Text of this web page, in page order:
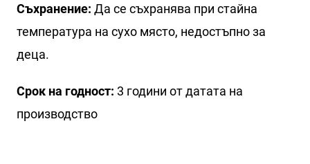
Съхранение: Да се съхранява при стайна
температура на сухо място, недостъпно за
деца.
Срок на годност: 3 години от датата на
производство